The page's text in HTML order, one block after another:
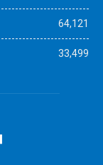
64,121
33,499